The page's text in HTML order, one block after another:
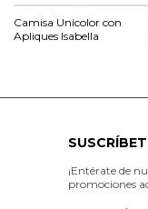
Camisa Unicolor con
Apliques Isabella
¡Entérate de
promociones